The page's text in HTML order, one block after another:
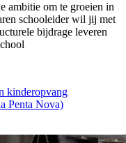
ambitie om te groeien in
schooleider wil jij met
bijdrage leveren
kinderopvang
Penta Nova)